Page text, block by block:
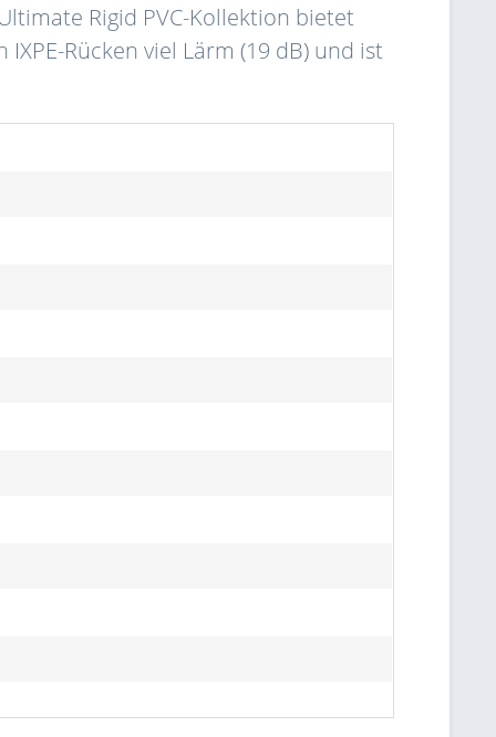
Rigid PVC-Kollektion bietet
Rücken viel Lärm (19 dB) und ist